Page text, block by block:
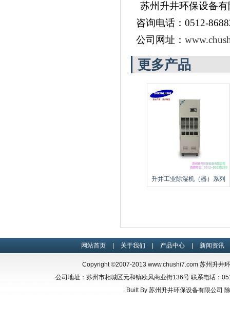
苏州升井环保设备
咨询电话：0512-
公司网址：
更多产品
升井工业除湿机（器）系列
网站首页 关于我们 产品中心 新闻资讯
Copyright ©2007-2013 www.chushi7.com苏州升井
公司地址：苏州市相城区元和镇欧风商业街136号 联系电话：
Built By 苏州升井环保设备有限公司